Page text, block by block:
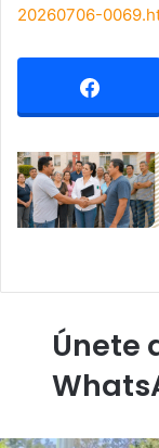
20260706-
Únete